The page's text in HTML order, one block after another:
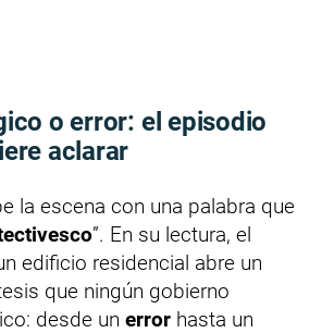
o error: el episodio
aclarar
la escena con una palabra que
”. En su lectura, el
edificio residencial abre un
que ningún gobierno
desde un error hasta un